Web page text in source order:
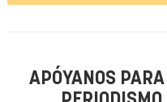
APÓYANOS